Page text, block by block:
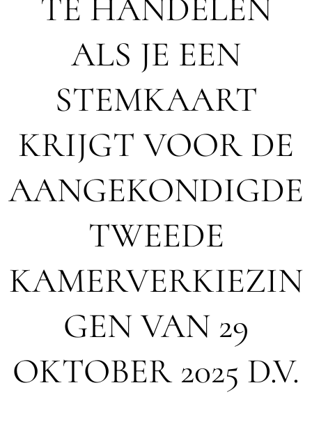
TE HANDELEN
ALS JE EEN
STEMKAART
KRIJGT VOOR DE
AANGEKONDIGDE
TWEEDE
KAMERVERKIEZIN
GEN VAN 29
OKTOBER 2025 D.V.